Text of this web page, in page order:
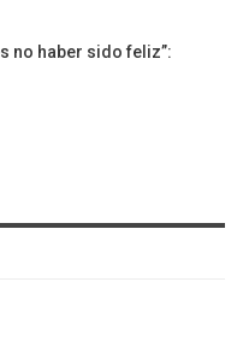
no haber sido feliz”: